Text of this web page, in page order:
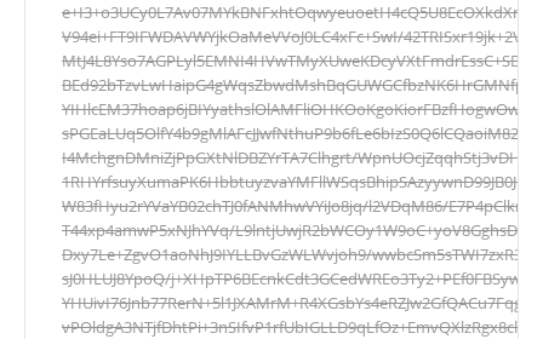
V94ei+FT9IFWDAVWYjkOaMeVVoJ0LC4xFc+SwI/
sPGEaLUq5OlfY4b9gMlAFcJJwfNthuP9b6fLe6bIzS0Q6lCQaoiM82+/
I4MchgnDMniZjPpGXtNlDBZYrTA7Clhgrt/
W83fHyu2rYVaYB02chTJ0fANMhwVYiJo8jq/l2VDqM86/
T44xp4amwP5xNJhYVq/
Dxy7Le+ZgvO1aoNhJ9IYLLBvGzWLWvjoh9/
sJ0HLUJ8YpoQ/